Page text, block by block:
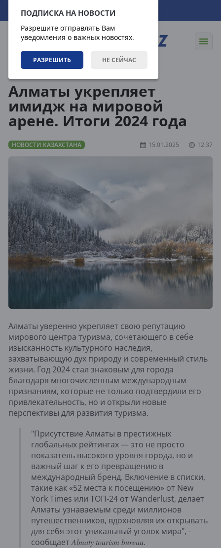
ПОДПИСКА НА НОВОСТИ
Разрешите отправлять Вам
уведомления о важных новостях.
РАЗРЕШИТЬ НЕ СЕЙЧАС
08.08.2026 22:37:10
Алматы укрепляет
имидж на мировой
арене. Итоги 2024 года
НОВОСТИ КАЗАХСТАНА 15.01.2025 12:37
Алматы уверенно укрепляет свою репутацию
мирового центра туризма, сочетающего в себе
изысканность культурного наследия,
захватывающую дух природу и современный стиль
жизни. Год 2024 стал знаковым для города
благодаря многочисленным международным
признаниям, которые не только подтвердили его
привлекательность, но и открыли новые
перспективы для развития туризма.
"Присутствие Алматы в престижных
глобальных рейтингах — это не просто
показатель высокого уровня города, но и
важный шаг к его превращению в
международный бренд. Включение в списки,
такие как «52 места к посещению» от New
York Times или ТОП-24 от Wanderlust, делает
Алматы узнаваемым среди миллионов
путешественников, вдохновляя их открывать
для себя этот уникальный уголок мира", -
сообщаетAlmaty tourism bureau.